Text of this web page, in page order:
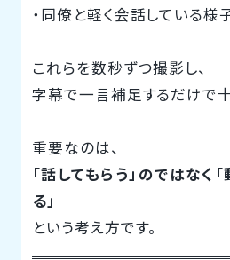
・同僚と軽く会話している様
これらを数秒ずつ撮影し、
字幕で一言補足するだけで十
重要なのは、
「話してもらう」のではなく
る」
という考え方です。